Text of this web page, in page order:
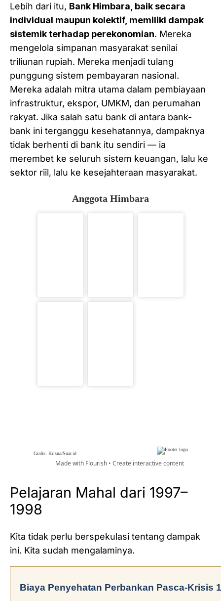
Lebih dari itu, Bank Himbara, baik secara
individual maupun kolektif, memiliki dampak
sistemik terhadap perekonomian. Mereka
mengelola simpanan masyarakat senilai
triliunan rupiah. Mereka menjadi tulang
punggung sistem pembayaran nasional.
Mereka adalah mitra utama dalam pembiayaan
infrastruktur, ekspor, UMKM, dan perumahan
rakyat. Jika salah satu bank di antara bank-
bank ini terganggu kesehatannya, dampaknya
tidak berhenti di bank itu sendiri — ia
merembet ke seluruh sistem keuangan, lalu ke
sektor riil, lalu ke kesejahteraan masyarakat.
Pelajaran Mahal dari 1997–
1998
Kita tidak perlu berspekulasi tentang dampak
ini. Kita sudah mengalaminya.
Biaya Penyehatan Perbankan Pasca-Krisis